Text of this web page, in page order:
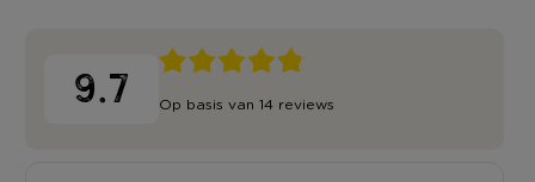
9.7 Op basis van 14 reviews